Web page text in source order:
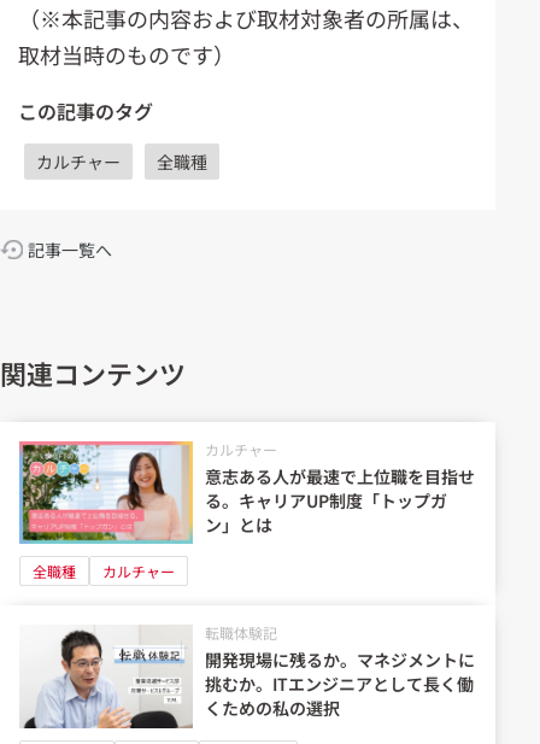
（※本記事の内容および取材対象者の所属は、
取材当時のものです）
この記事のタグ
カルチャー 全職種
記事一覧へ
関連コンテンツ
カルチャー
意志ある人が最速で上位職を目指せ
る。キャリアUP制度「トップガ
ン」とは
全職種 カルチャー
転職体験記
開発現場に残るか。マネジメントに
挑むか。ITエンジニアとして長く働
くための私の選択